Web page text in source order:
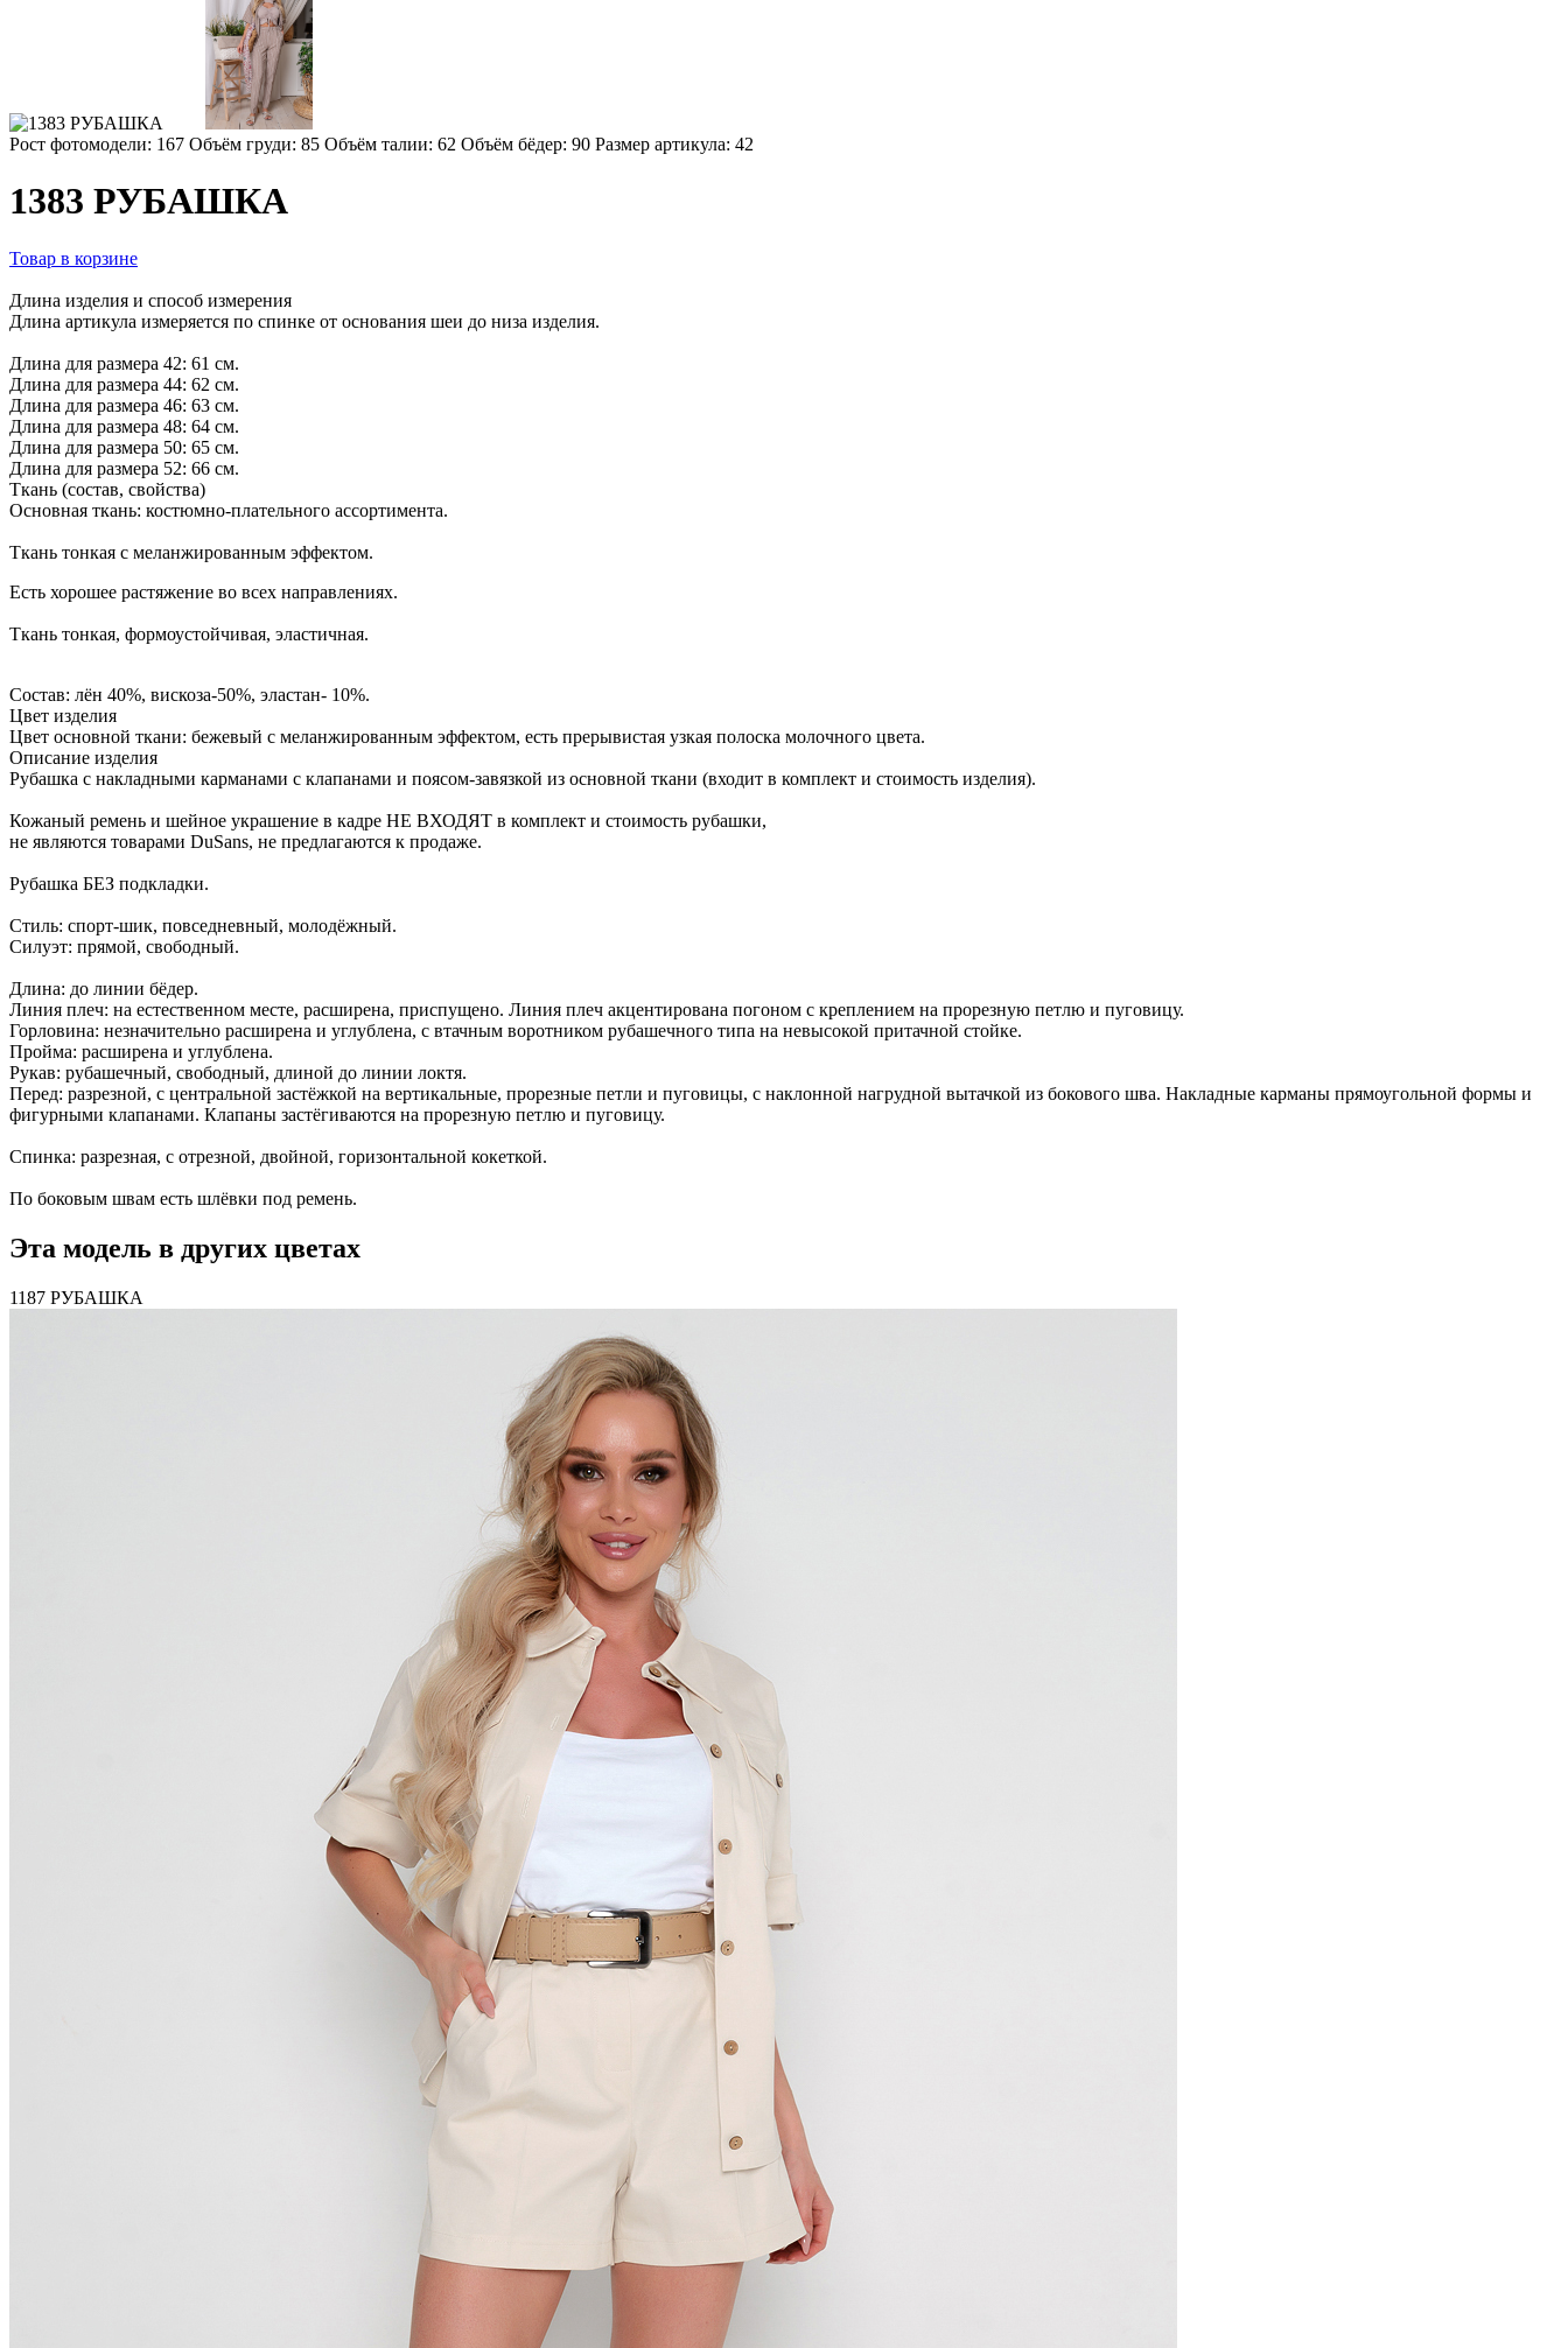
Рост фотомодели: 167 Объём груди: 85 Объём талии: 62 Объём бёдер: 90 Размер артикула: 42
1383 РУБАШКА
Товар в корзине
Длина изделия и способ измерения
Длина артикула измеряется по спинке от основания шеи до низа изделия.
Длина для размера 42: 61 см.
Длина для размера 44: 62 см.
Длина для размера 46: 63 см.
Длина для размера 48: 64 см.
Длина для размера 50: 65 см.
Длина для размера 52: 66 см.
Ткань (состав, свойства)
Основная ткань: костюмно-плательного ассортимента.
Ткань тонкая с меланжированным эффектом.
Есть хорошее растяжение во всех направлениях.
Ткань тонкая, формоустойчивая, эластичная.
Состав: лён 40%, вискоза-50%, эластан- 10%.
Цвет изделия
Цвет основной ткани: бежевый с меланжированным эффектом, есть прерывистая узкая полоска молочного цвета.
Описание изделия
Рубашка с накладными карманами с клапанами и поясом-завязкой из основной ткани (входит в комплект и стоимость изделия).
Кожаный ремень и шейное украшение в кадре НЕ ВХОДЯТ в комплект и стоимость рубашки,
не являются товарами DuSans, не предлагаются к продаже.
Рубашка БЕЗ подкладки.
Стиль: спорт-шик, повседневный, молодёжный.
Силуэт: прямой, свободный.
Длина: до линии бёдер.
Линия плеч: на естественном месте, расширена, приспущено. Линия плеч акцентирована погоном с креплением на прорезную петлю и пуговицу.
Горловина: незначительно расширена и углублена, с втачным воротником рубашечного типа на невысокой притачной стойке.
Пройма: расширена и углублена.
Рукав: рубашечный, свободный, длиной до линии локтя.
Перед: разрезной, с центральной застёжкой на вертикальные, прорезные петли и пуговицы, с наклонной нагрудной вытачкой из бокового шва. Накладные карманы прямоугольной формы и
фигурными клапанами. Клапаны застёгиваются на прорезную петлю и пуговицу.
Спинка: разрезная, с отрезной, двойной, горизонтальной кокеткой.
По боковым швам есть шлёвки под ремень.
Эта модель в других цветах
1187 РУБАШКА